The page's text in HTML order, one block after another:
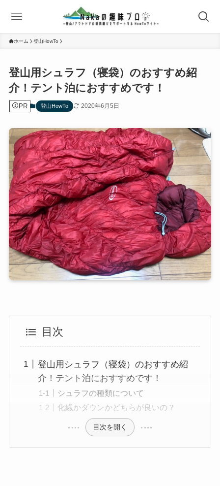
ホーム 登山HowTo
登山用シュラフ（寝袋）のおすすめ紹
介！テント泊におすすめです！
PR 登山HowTo 2020年6月5日
目次
登山用シュラフ（寝袋）のおすすめ紹
介！テント泊におすすめです！
シュラフの種類について
化繊かダウンかどちらが良いの？
目次を開く